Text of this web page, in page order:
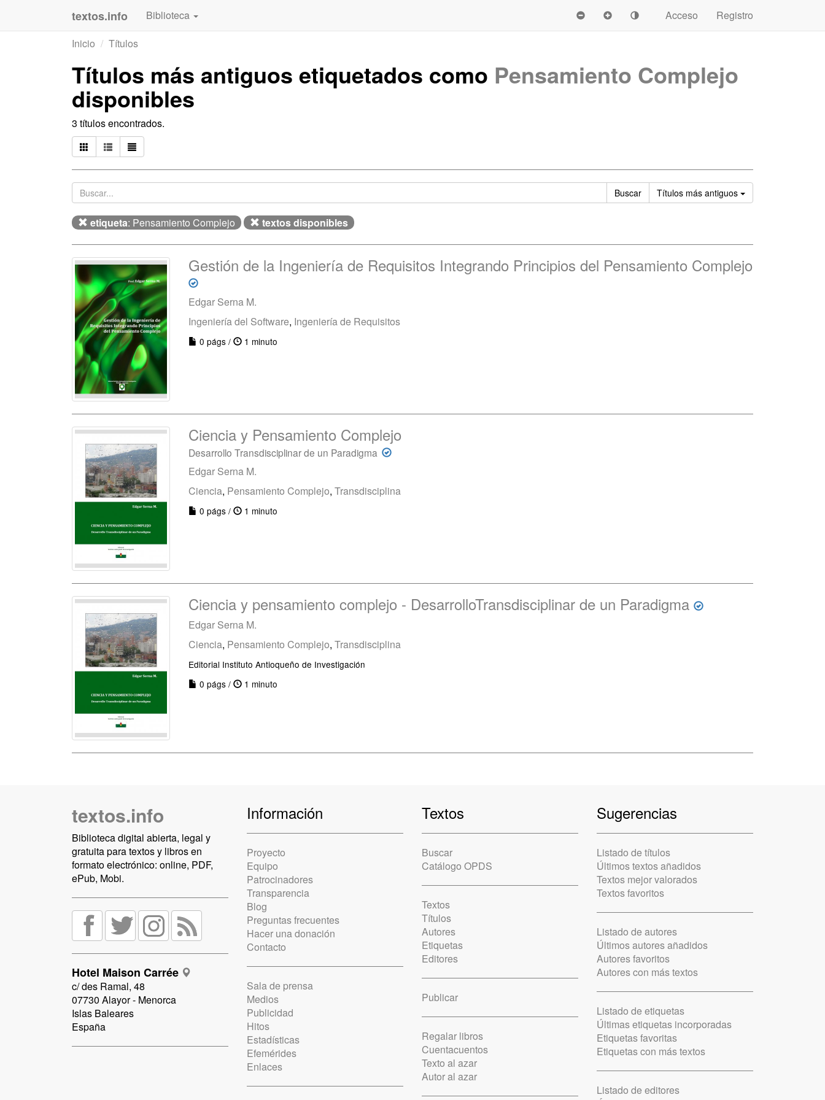
textos.info Biblioteca Acceso
Registro
Inicio
Títulos
Títulos más antiguos etiquetados como Pensamiento Complejo
disponibles
3 títulos encontrados.
Buscar Títulos más antiguos Ordenar
etiqueta: Pensamiento Complejo textos disponibles
Gestión de la Ingeniería de Requisitos Integrando Principios del Pensamiento Complejo
Edgar Serna M.
Ingeniería del Software, Ingeniería de Requisitos
0 págs / 1 minuto
Ciencia y Pensamiento Complejo
Desarrollo Transdisciplinar de un Paradigma
Edgar Serna M.
Ciencia, Pensamiento Complejo, Transdisciplina
0 págs / 1 minuto
Ciencia y pensamiento complejo - DesarrolloTransdisciplinar de un Paradigma
Edgar Serna M.
Ciencia, Pensamiento Complejo, Transdisciplina
Editorial Instituto Antioqueño de Investigación
0 págs /
1 minuto
textos.info
Biblioteca digital abierta, legal y
gratuita para textos y libros en
formato electrónico: online, PDF,
ePub, Mobi.
Hotel Maison Carrée
c/ des Ramal, 48
07730 Alayor - Menorca
Islas Baleares
España
Información
Proyecto
Equipo
Patrocinadores
Transparencia
Blog
Preguntas frecuentes
Hacer una donación
Contacto
Sala de prensa
Medios
Publicidad
Hitos
Estadísticas
Efemérides
Enlaces
Textos
Buscar
Catálogo OPDS
Textos
Títulos
Autores
Etiquetas
Editores
Publicar
Regalar libros
Cuentacuentos
Texto al azar
Autor al azar
Sugerencias
Listado de títulos
Últimos textos añadidos
Textos mejor valorados
Textos favoritos
Listado de autores
Últimos autores añadidos
Autores favoritos
Autores con más textos
Listado de etiquetas
Últimas etiquetas incorporadas
Etiquetas favoritas
Etiquetas con más textos
Listado de editores